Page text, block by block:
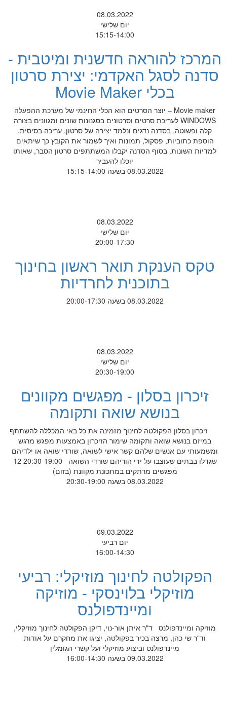
08.03.2022
יום שלישי
15:15-14:00
המרכז להוראה חדשנית ומיטבית -
סדנה לסגל האקדמי: יצירת סרטון
בכלי Movie Maker
Movie maker – יוצר הסרטים הוא הכלי החינמי של מערכת ההפעלה
WINDOWS לעריכת סרטים וסרטונים בסגנונות שונים ומגוונים בצורה
קלה ופשוטה. בסדנה נדגים ונלמד יצירה של סרטון, עריכה בסיסית,
הוספת כתוביות, פסקול, תמונות ואיך לשמור את הקובץ כך שיתאים
למדיות השונות. בסוף הסדנה יקבלו המשתתפים סרטון הסבר, שאותו
יוכלו להעביר
08.03.2022 בשעה 15:15-14:00
08.03.2022
יום שלישי
20:00-17:30
טקס הענקת תואר ראשון בחינוך
בתוכנית לחרדיות
08.03.2022 בשעה 20:00-17:30
08.03.2022
יום שלישי
20:30-19:00
זיכרון בסלון - מפגשים מקוונים
בנושא שואה ותקומה
זיכרון בסלון הפקולטה לחינוך מזמינה את כל באי המכללה להשתתף
במיזם בנושא שואה ותקומה שימור הזיכרון באמצעות מפגש מרגש
ומשמעותי עם אנשים שלהם קשר אישי לשואה, שורדי שואה או ילדיהם
שגדלו בבתים שעוצבו על ידי הוריהם שורדי השואה 20:30-19:00 12
מפגשים מרתקים במתכונת מקוונת (בזום)
08.03.2022 בשעה 20:30-19:00
09.03.2022
יום רביעי
16:00-14:30
הפקולטה לחינוך מוזיקלי: רביעי
מוזיקלי בלוינסקי - מוזיקה
ומיינדפולנס
מוזיקה ומיינדפולנס ד"ר איתן אור-נוי, דיקן הפקולטה לחינוך מוזיקלי,
וד"ר שי כהן, מרצה בכיר בפקולטה, יציגו את מחקרם על אודות
מיינדפולנס וביצוע מוזיקלי ועל קשרי הגומלין
09.03.2022 בשעה 16:00-14:30